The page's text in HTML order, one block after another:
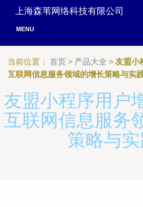
上海森苇网络科技有限公司
MENU
当前位置： 首页 > 产品大全 > 友盟小
互联网信息服务领域的增长策略与实
友盟小程序用户
互联网信息服务
策略与